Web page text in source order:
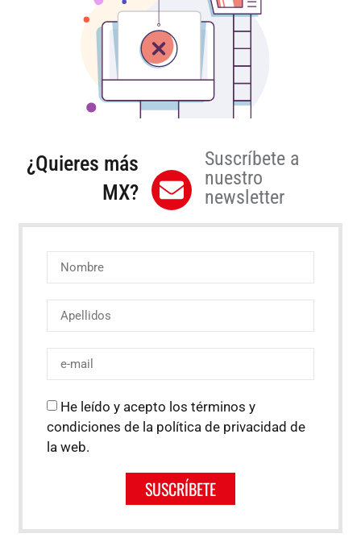
¿Quieres más
MX?
Suscríbete a
nuestro
newsletter
He leído y acepto los términos y
condiciones de la política de privacidad de
la web.
SUSCRÍBETE